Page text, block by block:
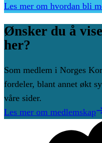
Les mer om hvordan bli
Ønsker du å
her?
Som medlem i Norges
fordeler, blant annet økt
våre sider.
Les mer om medlemskap